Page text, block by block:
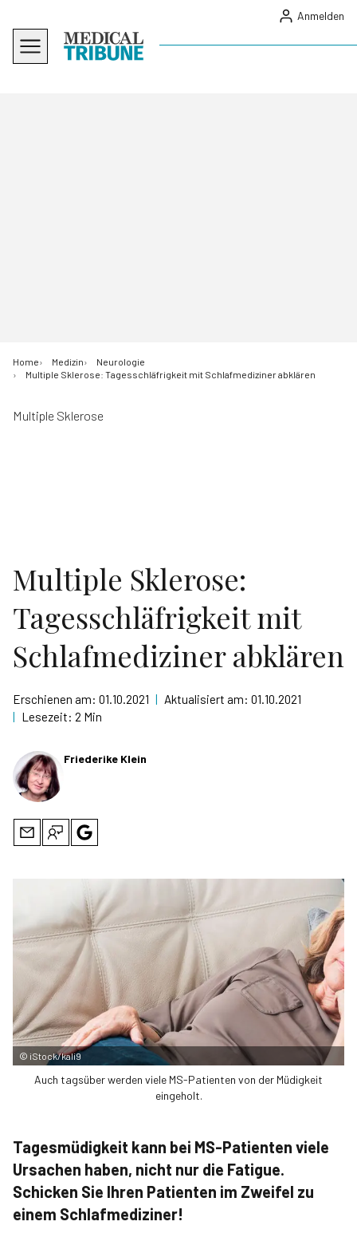
Anmelden
Home Medizin
Neurologie
Multiple Sklerose: Tagesschläfrigkeit mit Schlafmediziner abklären
Multiple Sklerose
Multiple Sklerose:
Tagesschläfrigkeit mit
Schlafmediziner abklären
Erschienen am: 01.10.2021 | Aktualisiert am: 01.10.2021
| Lesezeit: 2 Min
Friederike Klein
© iStock/kali9
Auch tagsüber werden viele MS-Patienten von der Müdigkeit
eingeholt.
Tagesmüdigkeit kann bei MS-Patienten viele
Ursachen haben, nicht nur die Fatigue.
Schicken Sie Ihren Patienten im Zweifel zu
einem Schlafmediziner!